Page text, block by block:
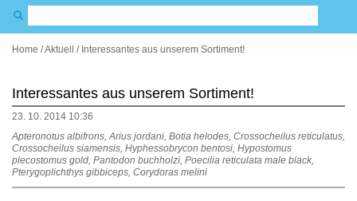
Home /Aktuell / Interessantes aus unserem Sortiment!
Interessantes aus unserem Sortiment!
23. 10. 2014 10:36
Apteronotus albifrons, Arius jordani, Botia helodes, Crossocheilus reticulatus,
Crossocheilus siamensis, Hyphessobrycon bentosi, Hypostomus
plecostomus gold, Pantodon buchholzi, Poecilia reticulata male black,
Pterygoplichthys gibbiceps, Corydoras melini